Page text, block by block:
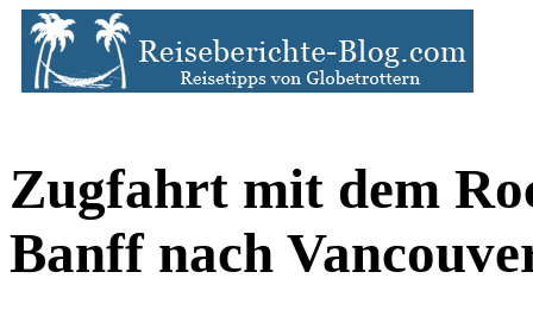
Zugfahrt mit dem
Banff nach